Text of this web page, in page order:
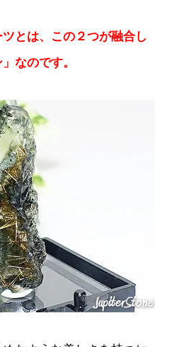
とは、この２つが融合し
なのです。